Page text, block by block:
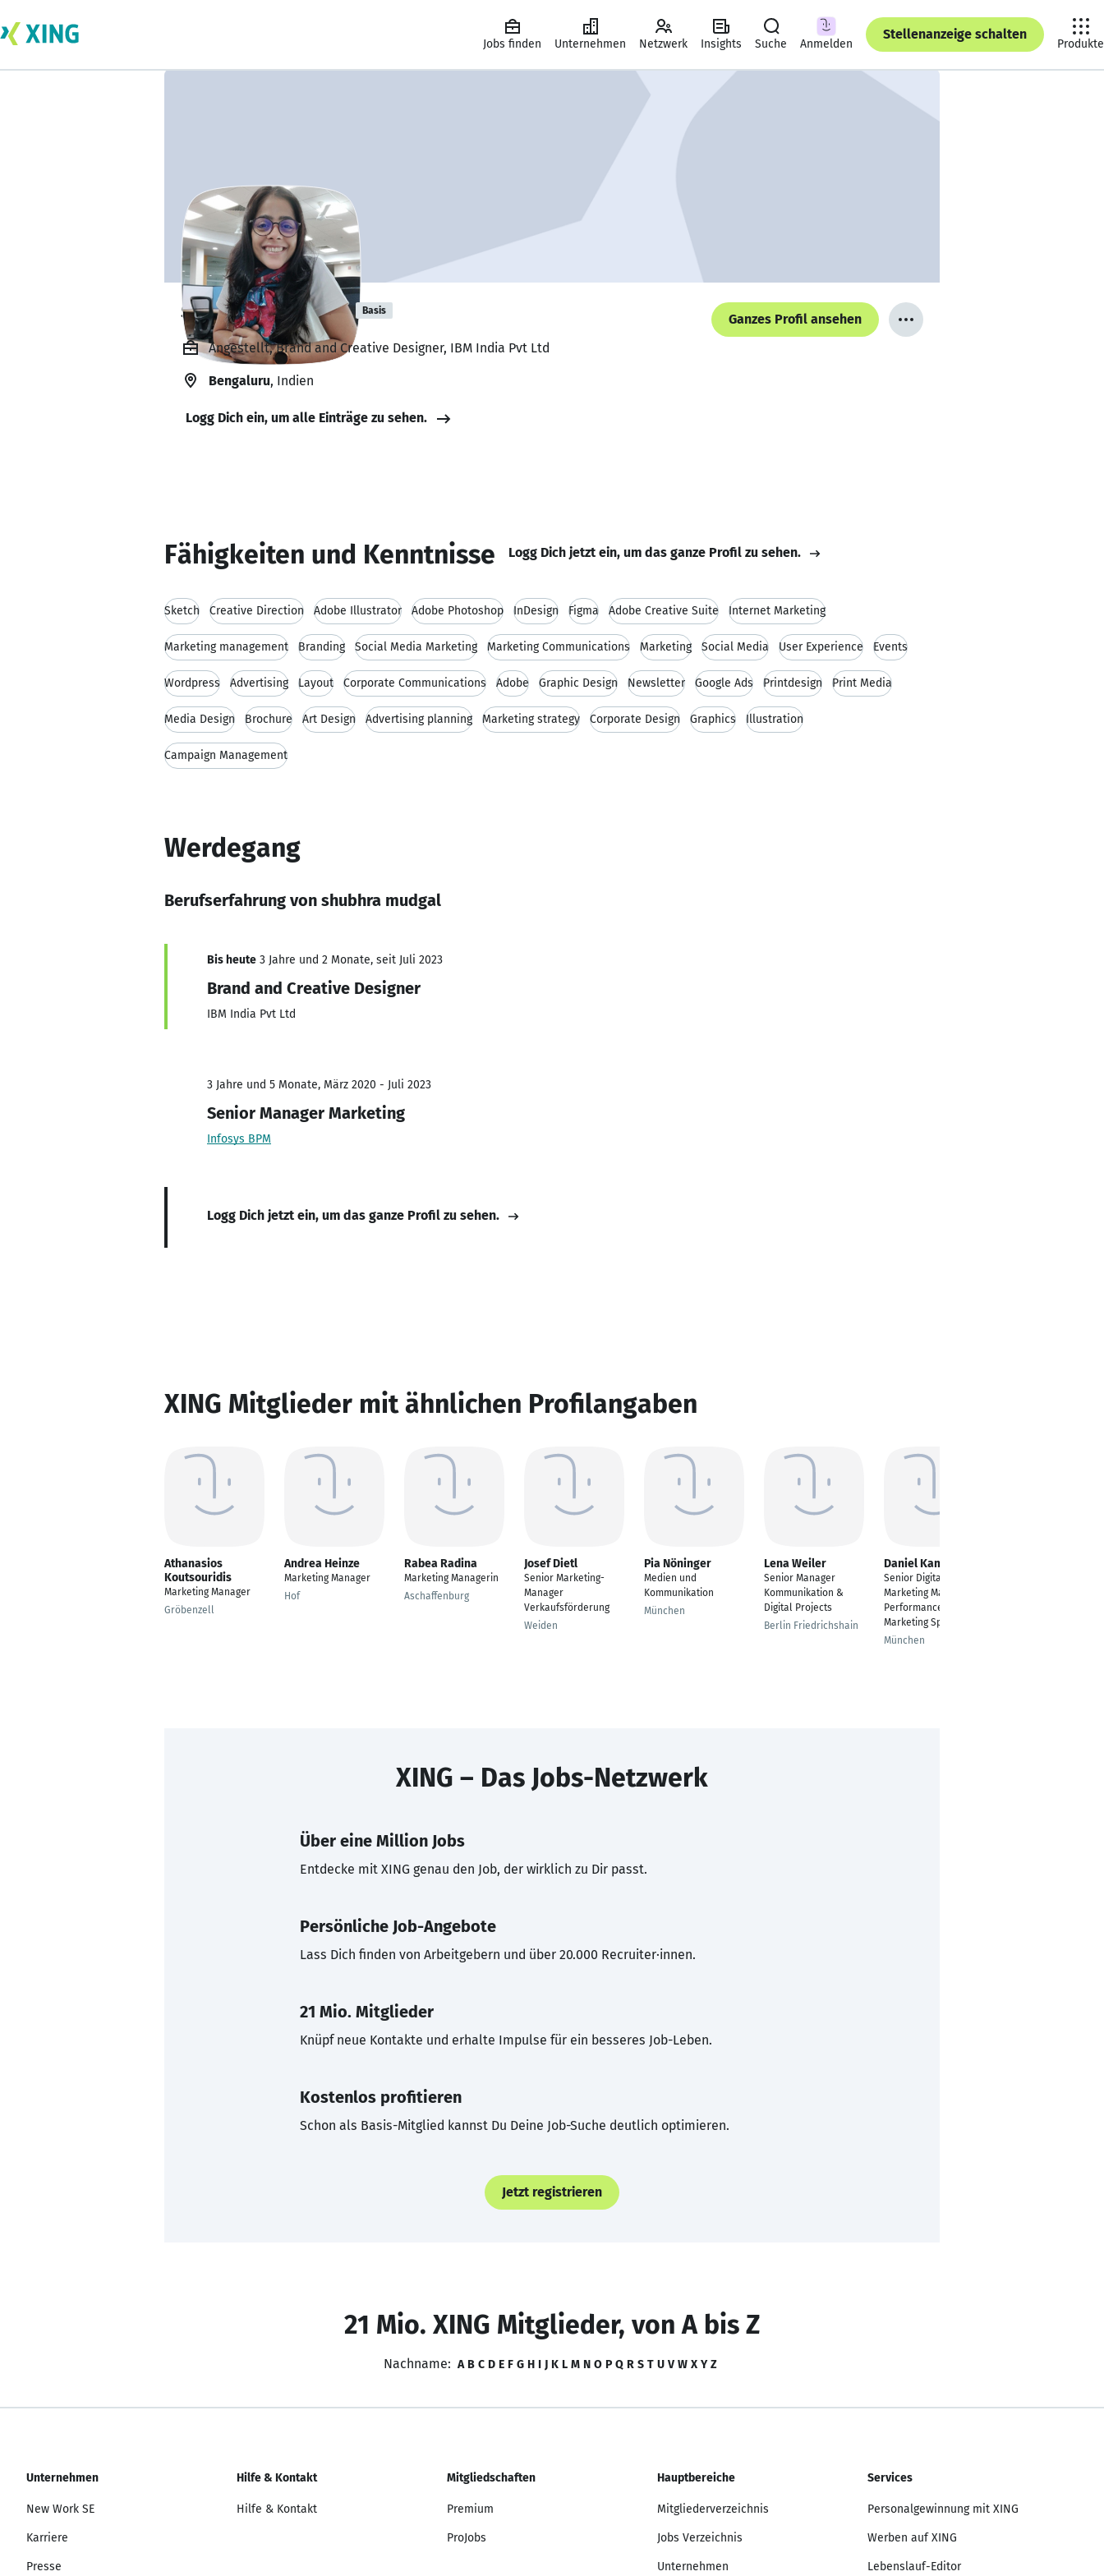
Jobs finden Unternehmen Netzwerk Insights Suche Anmelden
Stellenanzeige schalten
Produkte
shubhra mudgal Basis
Ganzes Profil ansehen
Angestellt, Brand and Creative Designer, IBM India Pvt Ltd
Bengaluru, Indien
Logg Dich ein, um alle Einträge zu sehen.
Fähigkeiten und Kenntnisse Logg Dich jetzt ein, um das ganze Profil zu sehen.
Sketch Creative Direction Adobe Illustrator Adobe Photoshop InDesign Figma Adobe Creative Suite Internet Marketing
Marketing management Branding Social Media Marketing Marketing Communications Marketing Social Media User Experience Events
Wordpress Advertising Layout Corporate Communications Adobe Graphic Design Newsletter Google Ads Printdesign Print Media
Media Design Brochure Art Design Advertising planning Marketing strategy Corporate Design Graphics Illustration
Campaign Management
Werdegang
Berufserfahrung von shubhra mudgal
Bis heute 3 Jahre und 2 Monate, seit Juli 2023
Brand and Creative Designer
IBM India Pvt Ltd
3 Jahre und 5 Monate, März 2020 - Juli 2023
Senior Manager Marketing
Infosys BPM
Logg Dich jetzt ein, um das ganze Profil zu sehen.
XING Mitglieder mit ähnlichen Profilangaben
Athanasios
Koutsouridis
Marketing Manager
Gröbenzell
Andrea Heinze
Marketing Manager
Hof
Rabea Radina
Marketing Managerin
Aschaffenburg
Josef Dietl
Senior Marketing-
Manager
Verkaufsförderung
Weiden
Pia Nöninger
Medien und
Kommunikation
München
Lena Weiler
Senior Manager
Kommunikation &
Digital Projects
Berlin Friedrichshain
Daniel Kammerer
Senior Digital
Marketing Manager |
Performance
Marketing Specialist
München
XING – Das Jobs-Netzwerk
Über eine Million Jobs
Entdecke mit XING genau den Job, der wirklich zu Dir passt.
Persönliche Job-Angebote
Lass Dich finden von Arbeitgebern und über 20.000 Recruiter·innen.
21 Mio. Mitglieder
Knüpf neue Kontakte und erhalte Impulse für ein besseres Job-Leben.
Kostenlos profitieren
Schon als Basis-Mitglied kannst Du Deine Job-Suche deutlich optimieren.
Jetzt registrieren
21 Mio. XING Mitglieder, von A bis Z
Nachname: A B C D E F G H I J K L M N O P Q R S T U V W X Y Z
Unternehmen
New Work SE
Karriere
Presse
Hilfe & Kontakt
Hilfe & Kontakt
Mitgliedschaften
Premium
ProJobs
Hauptbereiche
Mitgliederverzeichnis
Jobs Verzeichnis
Unternehmen
Services
Personalgewinnung mit XING
Werben auf XING
Lebenslauf-Editor